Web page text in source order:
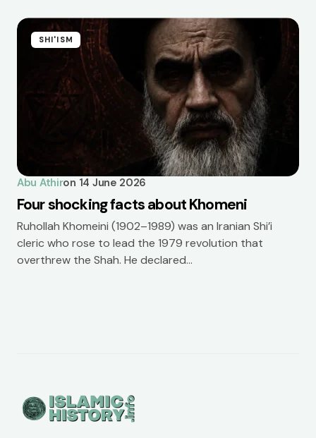
SHI'ISM
Abu Athiron 14 June 2026
Four shocking facts about Khomeni
Ruhollah Khomeini (1902–1989) was an Iranian Shi’i
cleric who rose to lead the 1979 revolution that
overthrew the Shah. He declared…